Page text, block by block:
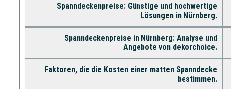
Spanndeckenpreise: Günstige und hochwertige
Lösungen in Nürnberg.
Spanndeckenpreise in Nürnberg: Analyse und
Angebote von dekorchoice.
Faktoren, die die Kosten einer matten Spanndecke
bestimmen.